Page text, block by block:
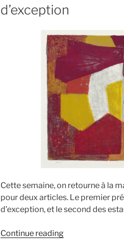
d’exception
Cette semaine, on retourne à la
pour deux articles. Le premier
d’exception, et le second des
Continue reading“La